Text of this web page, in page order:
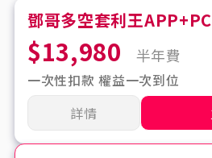
鄧哥多空套利王
$13,980 半年費
一次性扣款 權益一次到位
詳情